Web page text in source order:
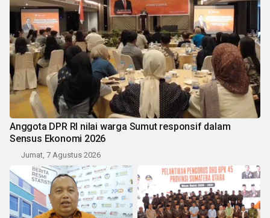
Anggota DPR RI nilai warga Sumut responsif dalam
Sensus Ekonomi 2026
Jumat, 7 Agustus 2026